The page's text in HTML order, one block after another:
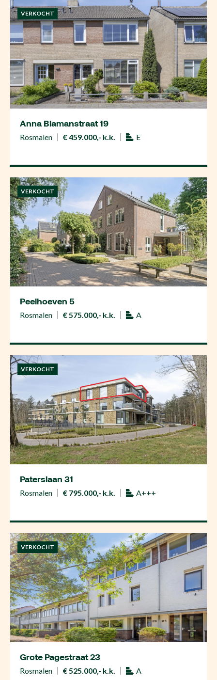
VERKOCHT
Anna Blamanstraat 19
Rosmalen € 459.000,- k.k. E
VERKOCHT
Peelhoeven 5
Rosmalen € 575.000,- k.k. A
VERKOCHT
Paterslaan 31
Rosmalen € 795.000,- k.k. A+++
VERKOCHT
Grote Pagestraat 23
Rosmalen € 525.000,- k.k. A